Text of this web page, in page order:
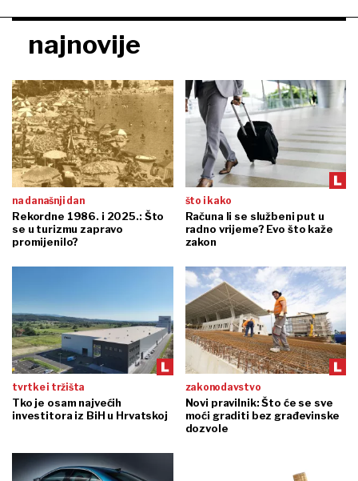
najnovije
na današnji dan
Rekordne 1986. i 2025.: Što
se u turizmu zapravo
promijenilo?
što i kako
Računa li se službeni put u
radno vrijeme? Evo što kaže
zakon
tvrtke i tržišta
Tko je osam najvećih
investitora iz BiH u Hrvatskoj
zakonodavstvo
Novi pravilnik: Što će se sve
moći graditi bez građevinske
dozvole